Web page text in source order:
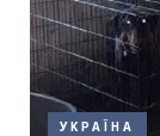
УКРАЇНА